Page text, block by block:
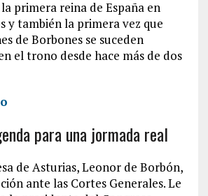
primera reina de España en
y también la primera vez que
de Borbones se suceden
el trono desde hace más de dos
para una jormada real
de Asturias, Leonor de Borbón,
ante las Cortes Generales. Le